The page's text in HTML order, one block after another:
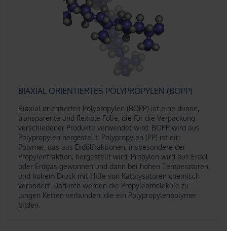
BIAXIAL ORIENTIERTES POLYPROPYLEN (BOPP)
Biaxial orientiertes Polypropylen (BOPP) ist eine dünne,
transparente und flexible Folie, die für die Verpackung
verschiedener Produkte verwendet wird. BOPP wird aus
Polypropylen hergestellt. Polypropylen (PP) ist ein
Polymer, das aus Erdölfraktionen, insbesondere der
Propylenfraktion, hergestellt wird. Propylen wird aus Erdöl
oder Erdgas gewonnen und dann bei hohen Temperaturen
und hohem Druck mit Hilfe von Katalysatoren chemisch
verändert. Dadurch werden die Propylenmoleküle zu
langen Ketten verbunden, die ein Polypropylenpolymer
bilden.